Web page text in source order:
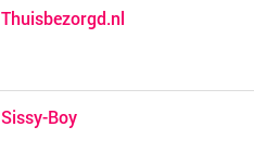
Thuisbezorgd.nl
Sissy-Boy